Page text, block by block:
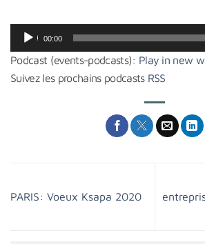
Lecteur
audio
00:00
Podcast (events-podcasts): Play in new
Suivez les prochains podcasts RSS
PARIS: Voeux Ksapa 2020